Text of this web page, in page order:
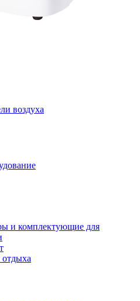
воздуха
и комплектующие для